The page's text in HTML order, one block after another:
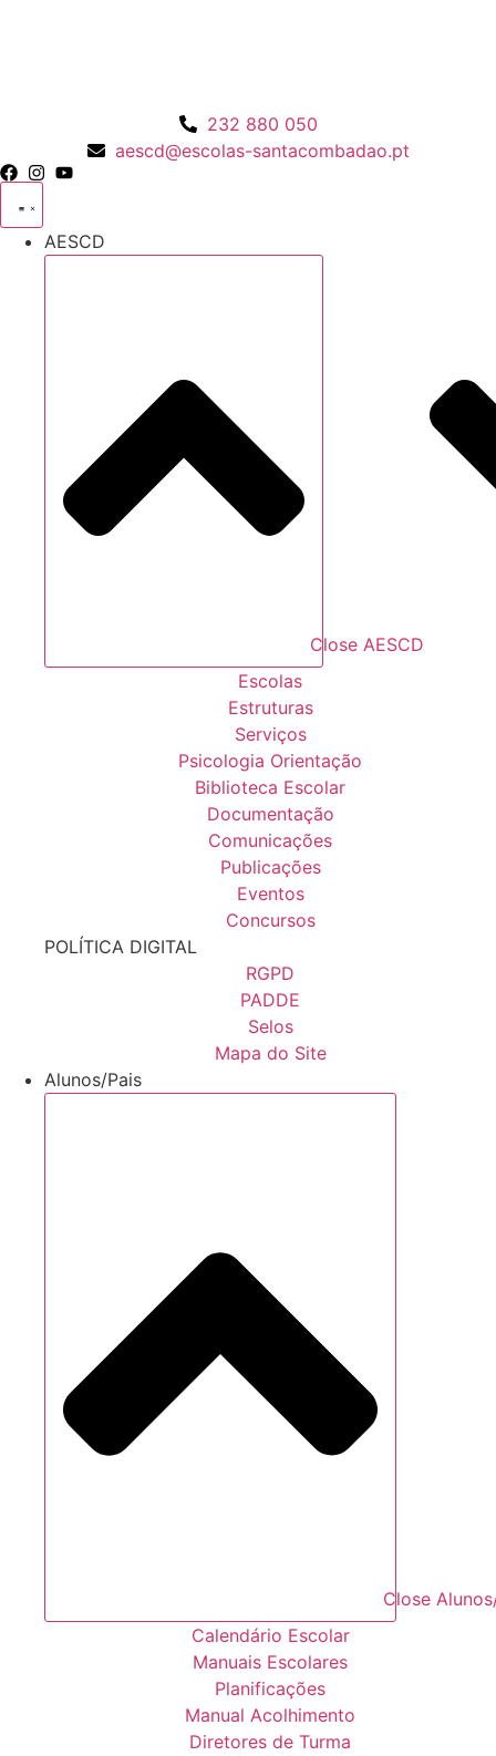
232 880 050
aescd@escolas-santacombadao.pt
AESCD
Close AESCD
Escolas
Estruturas
Serviços
Psicologia Orientação
Biblioteca Escolar
Documentação
Comunicações
Publicações
Eventos
Concursos
POLÍTICA DIGITAL
RGPD
PADDE
Selos
Mapa do Site
Alunos/Pais
Close
Calendário Escolar
Manuais Escolares
Planificações
Manual Acolhimento
Diretores de Turma